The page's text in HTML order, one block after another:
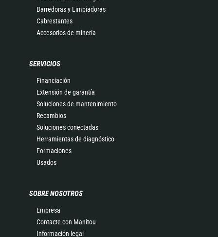
Barredoras y Limpiadoras
Cabrestantes
Accesorios de minería
SERVICIOS
Financiación
Extensión de garantía
Soluciones de mantenimiento
Recambios
Soluciones conectadas
Herramientas de diagnóstico
Formaciones
Usados
SOBRE NOSOTROS
Empresa
Contacte con Manitou
Información legal